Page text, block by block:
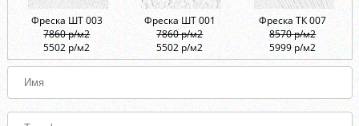
Фреска ШТ 003
7860 р/м2
5502 р/м2
Фреска ШТ 001
7860 р/м2
5502 р/м2
Фреска ТК 007
8570 р/м2
5999 р/м2